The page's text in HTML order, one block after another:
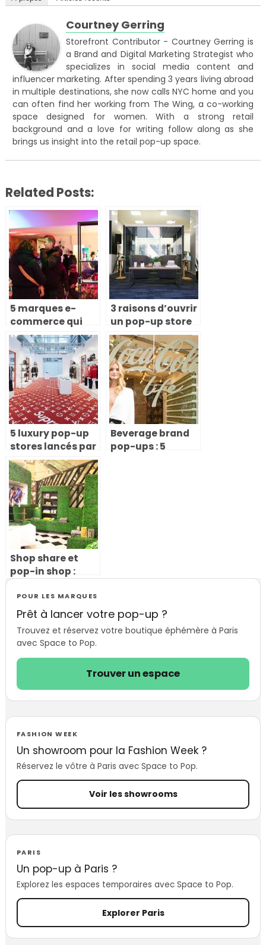
POUR LES MARQUES
Prêt à lancer votre pop-up ?
Trouvez et réservez votre boutique éphémère à Paris
avec Space to Pop.
Trouver un espace
FASHION WEEK
Un showroom pour la Fashion Week ?
Réservez le vôtre à Paris avec Space to Pop.
Voir les showrooms
PARIS
Un pop-up à Paris ?
Explorez les espaces temporaires avec Space to Pop.
Explorer Paris
Courtney Gerring
Storefront Contributor - Courtney Gerring is
a Brand and Digital Marketing Strategist who
specializes in social media content and
influencer marketing. After spending 3 years living abroad
in multiple destinations, she now calls NYC home and you
can often find her working from The Wing, a co-working
space designed for women. With a strong retail
background and a love for writing follow along as she
brings us insight into the retail pop-up space.
Related Posts:
5 marques e-
commerce qui
ont lancé un pop-
up store pour
accélérer leur
croissance
3 raisons d’ouvrir
un pop-up store
en B2B !
5 luxury pop-up
stores lancés par
des maisons de
luxe (et pourquoi
ce modèle
fonctionne)
Beverage brand
pop-ups : 5
Shop share et
pop-in shop :
quand une
boutique
éphémère
s’installe dans
une boutique
existante